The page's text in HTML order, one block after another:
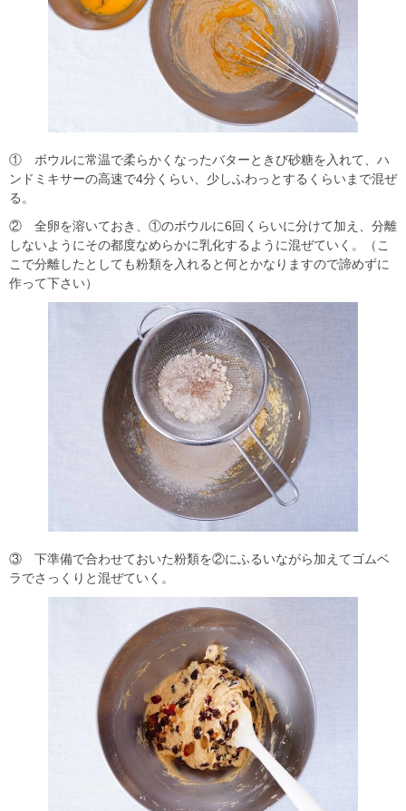
① ボウルに常温で柔らかくなったバターときび砂糖を入れて、ハ
ンドミキサーの高速で4分くらい、少しふわっとするくらいまで混ぜ
る。
② 全卵を溶いておき、①のボウルに6回くらいに分けて加え、分離
しないようにその都度なめらかに乳化するように混ぜていく。（こ
こで分離したとしても粉類を入れると何とかなりますので諦めずに
作って下さい）
③ 下準備で合わせておいた粉類を②にふるいながら加えてゴムベ
ラでさっくりと混ぜていく。